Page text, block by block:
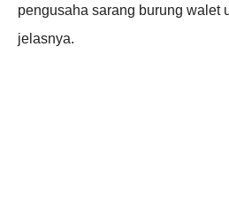
pengusaha sarang burung walet
jelasnya.